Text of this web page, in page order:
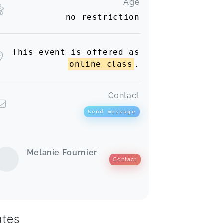
Age
no restriction
This event is offered as
online class .
Contact
Send message
Melanie Fournier
Contact